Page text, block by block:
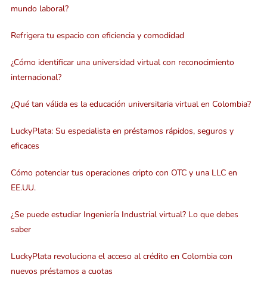
mundo laboral?
Refrigera tu espacio con eficiencia y comodidad
¿Cómo identificar una universidad virtual con reconocimiento
internacional?
¿Qué tan válida es la educación universitaria virtual en Colombia?
LuckyPlata: Su especialista en préstamos rápidos, seguros y
eficaces
Cómo potenciar tus operaciones cripto con OTC y una LLC en
EE.UU.
¿Se puede estudiar Ingeniería Industrial virtual? Lo que debes
saber
LuckyPlata revoluciona el acceso al crédito en Colombia con
nuevos préstamos a cuotas